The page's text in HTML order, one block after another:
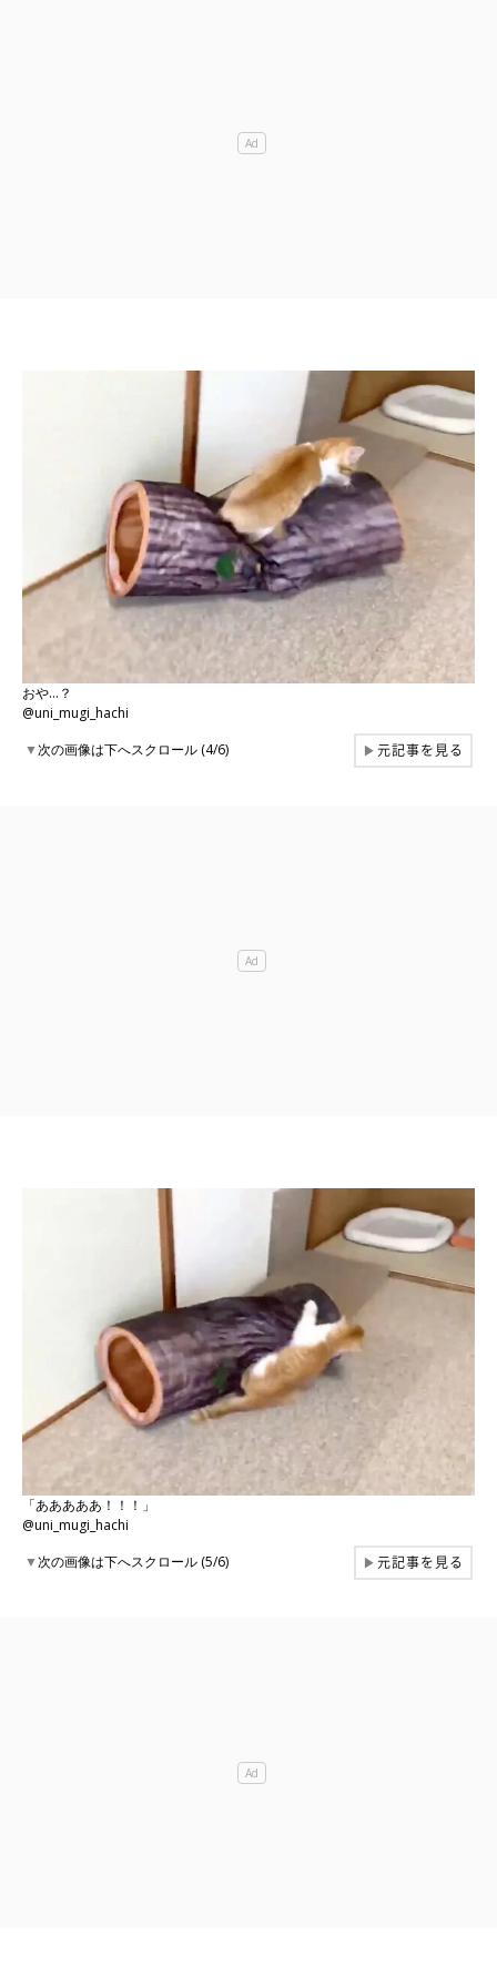
おや…？
@uni_mugi_hachi
▼次の画像は下へスクロール (4/6) ▶元記事を見る
「あああああ！！！」
@uni_mugi_hachi
▼次の画像は下へスクロール (5/6) ▶元記事を見る